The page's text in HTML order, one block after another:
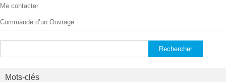
Me contacter
Commande d’un Ouvrage
Mots-clés